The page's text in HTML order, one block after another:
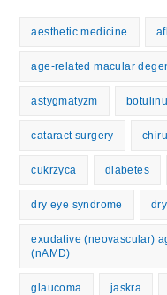
aesthetic medicine
age-related macular
astygmatyzm
cataract surgery
cukrzyca diabetes
dry eye syndrome
exudative (neovascular)
(nAMD)
glaucoma jaskra